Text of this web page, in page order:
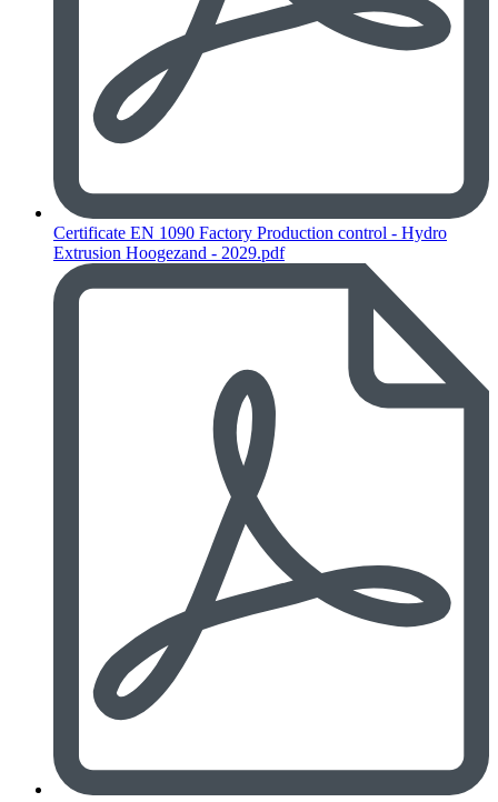
Certificate EN 1090 Factory Production control - Hydro
Extrusion Hoogezand - 2029.pdf